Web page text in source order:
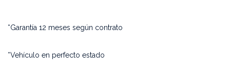
*Garantía 12 meses según contrato
*Vehículo en perfecto estado